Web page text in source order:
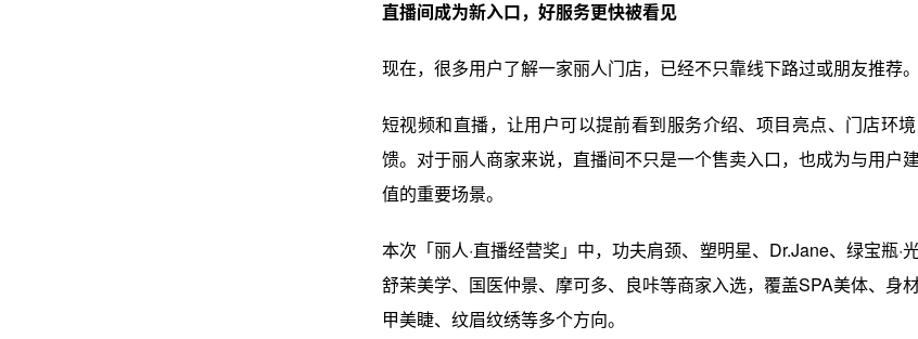
直播间成为新入口，好服务更快被看见
现在，很多用户了解一家丽人门店，已经不只靠线下路过或朋友推荐。
短视频和直播，让用户可以提前看到服务介绍、项目亮点、门店环
馈。对于丽人商家来说，直播间不只是一个售卖入口，也成为与用户
值的重要场景。
本次「丽人·直播经营奖」中，功夫肩颈、塑明星、Dr.Jane、绿宝瓶·
舒茉美学、国医仲景、摩可多、良咔等商家入选，覆盖SPA美体、身
甲美睫、纹眉纹绣等多个方向。